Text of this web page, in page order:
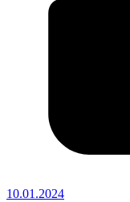
10.01.2024